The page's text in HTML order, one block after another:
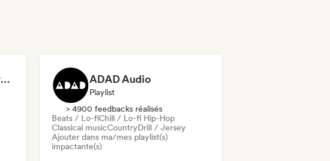
Dreamers Island Entertainment ADAD Audio
Playlist
> 4900 feedbacks réalisés
Beats / Lo-fiChill / Lo-fi Hip-Hop
Classical musicCountryDrill / Jersey
Ajouter dans ma/mes playlist(s)
impactante(s)